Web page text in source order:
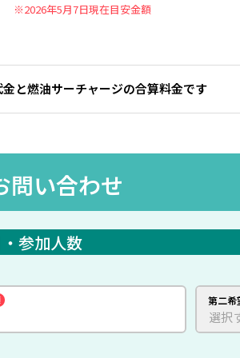
※2026年5月7日現在目安金額
と燃油サーチャージの合算料金です
問い合わせ
参加人数
第二希